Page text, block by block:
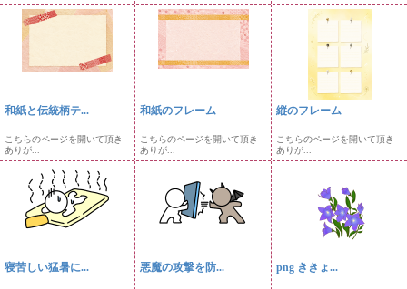
和紙と伝統柄テ...
こちらのページを開いて頂き
ありが...
和紙のフレーム
こちらのページを開いて頂き
ありが...
縦のフレーム
こちらのページを開いて頂き
ありが...
寝苦しい猛暑に... 悪魔の攻撃を防... png ききょ...